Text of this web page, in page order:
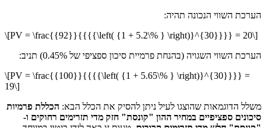
הערכת השווי הנכונה תהיה:
\[PV = \frac{{92}}{{{{\left( {1 + 5.2\% } \right)}^{30}}}} = 20\]
הערכת השווי השגויה (בהנחת פרמיית סיכון ספציפי של 0.45%) תניב:
\[PV = \frac{{100}}{{{{\left( {1 + 5.65\% } \right)}^{30}}}} =
19\]
משלל הדוגמאות שהוצגו לעיל ניתן להסיק את הכלל הבא: הכללת פרמיות
סיכונים ספציפיים במחיר ההון "קונסת" חזק מדי תזרימים רחוקים ו-